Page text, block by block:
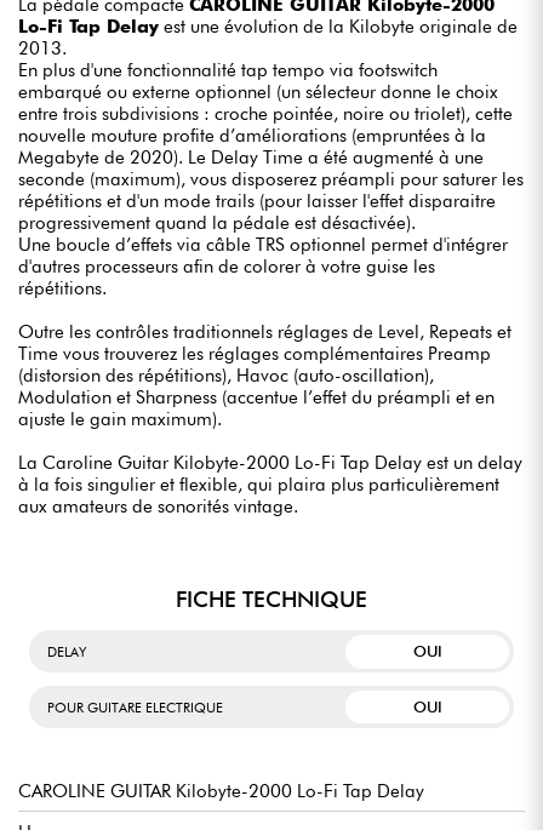
Lo-Fi Tap Delay est une évolution de la Kilobyte originale de
2013.
En plus d'une fonctionnalité tap tempo via footswitch
embarqué ou externe optionnel (un sélecteur donne le choix
entre trois subdivisions : croche pointée, noire ou triolet), cette
nouvelle mouture profite d’améliorations (empruntées à la
Megabyte de 2020). Le Delay Time a été augmenté à une
seconde (maximum), vous disposerez préampli pour saturer les
répétitions et d'un mode trails (pour laisser l'effet disparaitre
progressivement quand la pédale est désactivée).
Une boucle d’effets via câble TRS optionnel permet d'intégrer
d'autres processeurs afin de colorer à votre guise les
répétitions.
Outre les contrôles traditionnels réglages de Level, Repeats et
Time vous trouverez les réglages complémentaires Preamp
(distorsion des répétitions), Havoc (auto-oscillation),
Modulation et Sharpness (accentue l’effet du préampli et en
ajuste le gain maximum).
La Caroline Guitar Kilobyte-2000 Lo-Fi Tap Delay est un delay
à la fois singulier et flexible, qui plaira plus particulièrement
aux amateurs de sonorités vintage.
FICHE TECHNIQUE
DELAY OUI
POUR GUITARE ELECTRIQUE OUI
CAROLINE GUITAR Kilobyte-2000 Lo-Fi Tap Delay